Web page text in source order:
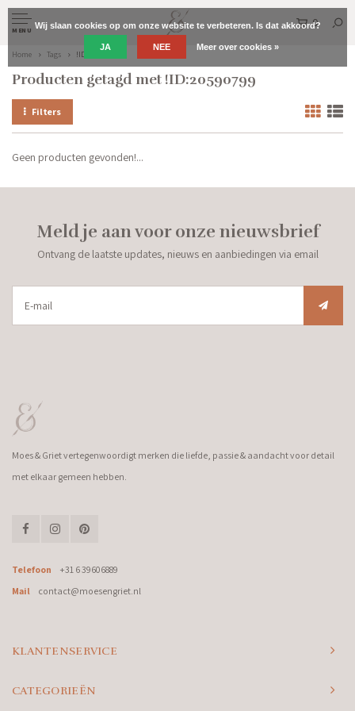
MENU
0
Home Tags !ID:20590799
Producten getagd met !ID:20590799
Filters
Geen producten gevonden!...
Meld je aan voor onze nieuwsbrief
Ontvang de laatste updates, nieuws en aanbiedingen via email
Moes & Griet vertegenwoordigt merken die liefde, passie & aandacht voor detail
met elkaar gemeen hebben.
Telefoon
+31 6 39606889
Mail
contact@moesengriet.nl
KLANTENSERVICE
CATEGORIEËN
Wij slaan cookies op om onze website te verbeteren. Is dat akkoord?
JA NEE Meer over cookies »